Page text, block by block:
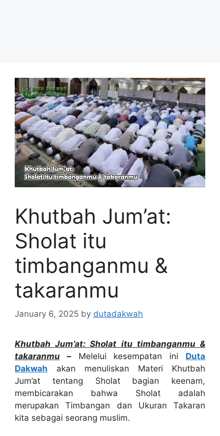
Khutbah Jum’at:
Sholat itu
timbanganmu &
takaranmu
January 6, 2025 by dutadakwah
Khutbah Jum’at: Sholat itu timbanganmu &
takaranmu –Melelui kesempatan ini Duta
Dakwah akan menuliskan Materi Khutbah
Jum’at tentang Sholat bagian keenam,
membicarakan bahwa Sholat adalah
merupakan Timbangan dan Ukuran Takaran
kita sebagai seorang muslim.